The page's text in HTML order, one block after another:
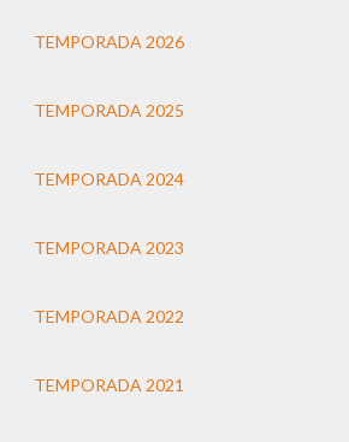
TEMPORADA 2026
TEMPORADA 2025
TEMPORADA 2024
TEMPORADA 2023
TEMPORADA 2022
TEMPORADA 2021